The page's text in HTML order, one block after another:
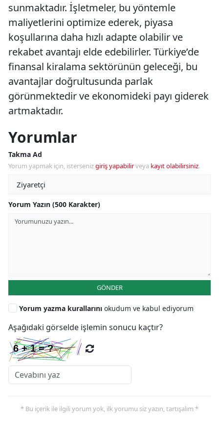
sunmaktadır. İşletmeler, bu yöntemle
maliyetlerini optimize ederek, piyasa
koşullarına daha hızlı adapte olabilir ve
rekabet avantajı elde edebilirler. Türkiye’de
finansal kiralama sektörünün geleceği, bu
avantajlar doğrultusunda parlak
görünmektedir ve ekonomideki payı giderek
artmaktadır.
Yorumlar
Takma Ad
Yorum yapmak için, istersenizgiriş yapabilirveya kayıt olabilirsiniz.
Yorum Yazın (500 Karakter)
GÖNDER
Yorum yazma kurallarını okudum ve kabul ediyorum
Aşağıdaki görselde işlemin sonucu kaçtır?
* Bu içerik ile ilgili yorum yok, ilk yorumu siz yazın, tartışalım *